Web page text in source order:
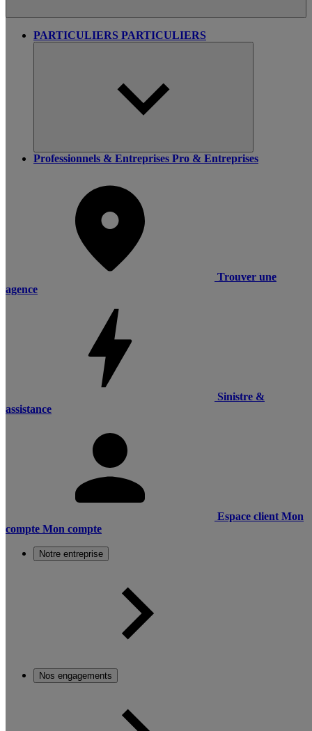
PARTICULIERS PARTICULIERS
Professionnels & Entreprises Pro & Entreprises
Trouver une
agence
Sinistre &
assistance
Espace client Mon
compte Mon compte
Notre entreprise
Nos engagements